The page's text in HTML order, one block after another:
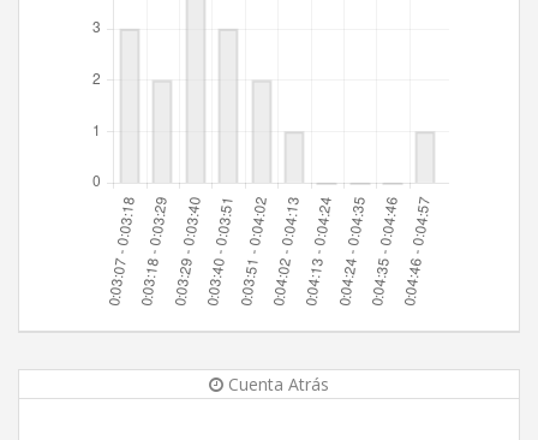
Cuenta Atrás